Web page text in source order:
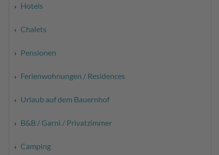
Hotels
Chalets
Pensionen
Ferienwohnungen / Residences
Urlaub auf dem Bauernhof
B&B / Garni / Privatzimmer
Camping